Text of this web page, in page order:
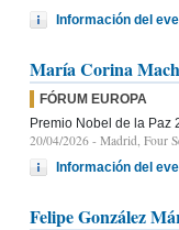
Información del
María Corina
FÓRUM EUROPA
Premio Nobel de la Paz
20/04/2026 - Madrid, Four
Información del
Felipe González